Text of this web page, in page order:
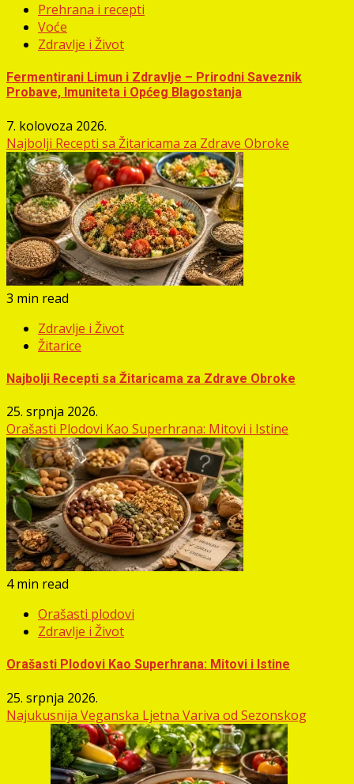
Prehrana i recepti
Voće
Zdravlje i Život
Fermentirani Limun i Zdravlje – Prirodni Saveznik
Probave, Imuniteta i Općeg Blagostanja
7. kolovoza 2026.
Najbolji Recepti sa Žitaricama za Zdrave Obroke
3 min read
Zdravlje i Život
Žitarice
Najbolji Recepti sa Žitaricama za Zdrave Obroke
25. srpnja 2026.
Orašasti Plodovi Kao Superhrana: Mitovi i Istine
4 min read
Orašasti plodovi
Zdravlje i Život
Orašasti Plodovi Kao Superhrana: Mitovi i Istine
25. srpnja 2026.
Najukusnija Veganska Ljetna Variva od Sezonskog